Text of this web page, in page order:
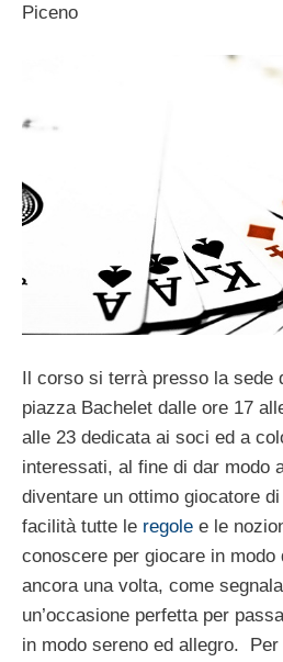
Piceno
Il corso si terrà presso la sede
piazza Bachelet dalle ore 17
alle 23 dedicata ai soci ed a
interessati, al fine di dar modo
diventare un ottimo giocatore
facilità tutte le regole e le
conoscere per giocare in modo
ancora una volta, come
un’occasione perfetta per
in modo sereno ed allegro. Per